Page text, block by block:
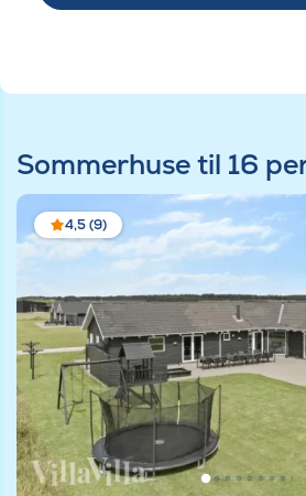
Sommerhuse til 16
4,5 (9)